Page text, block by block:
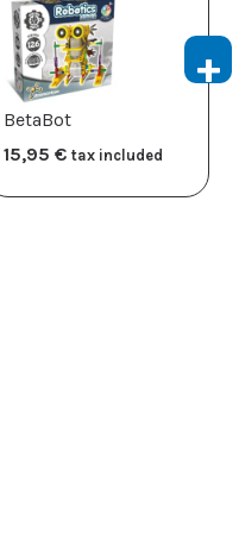
BetaBot
15,95 ​€ tax included